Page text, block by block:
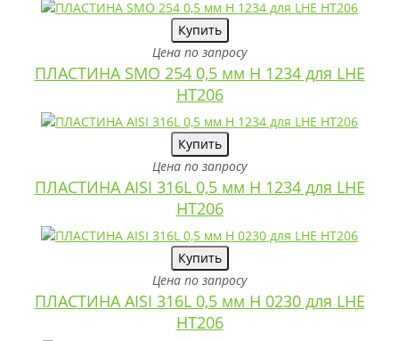
Купить
Цена по запросу
ПЛАСТИНА SMO 254 0,5 мм H 1234 для LHE
HT206
Купить
Цена по запросу
ПЛАСТИНА AISI 316L 0,5 мм H 1234 для LHE
HT206
Купить
Цена по запросу
ПЛАСТИНА AISI 316L 0,5 мм H 0230 для LHE
HT206